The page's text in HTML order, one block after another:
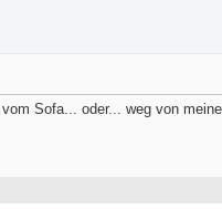
Sofa... oder... weg von